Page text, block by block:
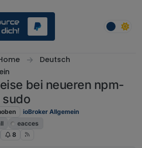
Deutsch
bei neueren npm-
sudo
ioBroker Allgemein
eacces
8